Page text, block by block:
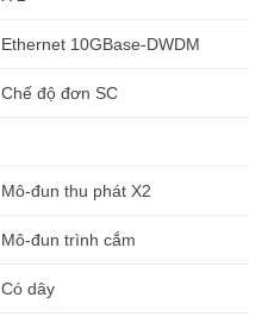
Ethernet 10GBase-DWDM
Chế độ đơn SC
Mô-đun thu phát X2
Mô-đun trình cắm
Có dây